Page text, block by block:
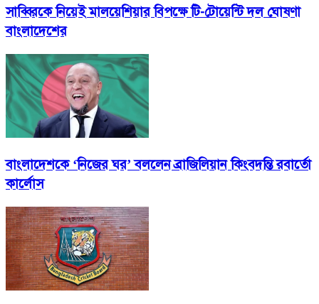
সাব্বিরকে নিয়েই মালয়েশিয়ার বিপক্ষে টি-টোয়েন্টি দল ঘোষণা
বাংলাদেশের
বাংলাদেশকে ‘নিজের ঘর’ বললেন ব্রাজিলিয়ান কিংবদন্তি রবার্তো
কার্লোস